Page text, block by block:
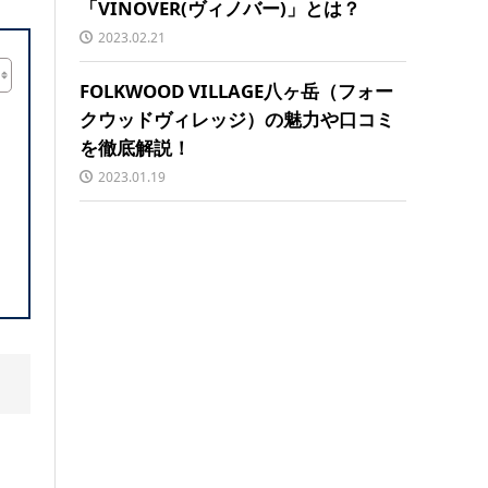
「VINOVER(ヴィノバー)」とは？
2023.02.21
FOLKWOOD VILLAGE八ヶ岳（フォー
クウッドヴィレッジ）の魅力や口コミ
を徹底解説！
2023.01.19